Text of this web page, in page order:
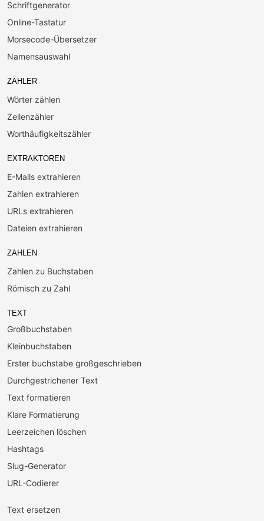
Schriftgenerator
Online-Tastatur
Morsecode-Übersetzer
Namensauswahl
ZÄHLER
Wörter zählen
Zeilenzähler
Worthäufigkeitszähler
EXTRAKTOREN
E-Mails extrahieren
Zahlen extrahieren
URLs extrahieren
Dateien extrahieren
ZAHLEN
Zahlen zu Buchstaben
Römisch zu Zahl
TEXT
Großbuchstaben
Kleinbuchstaben
Erster buchstabe großgeschrieben
Durchgestrichener Text
Text formatieren
Klare Formatierung
Leerzeichen löschen
Hashtags
Slug-Generator
URL-Codierer
Text ersetzen